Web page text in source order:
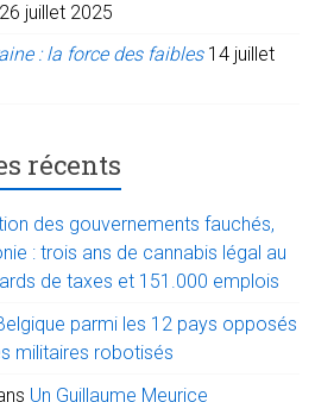
26 juillet 2025
: la force des faibles 14 juillet
récents
des gouvernements fauchés,
: trois ans de cannabis légal au
de taxes et 151.000 emplois
parmi les 12 pays opposés
militaires robotisés
Un Guillaume Meurice